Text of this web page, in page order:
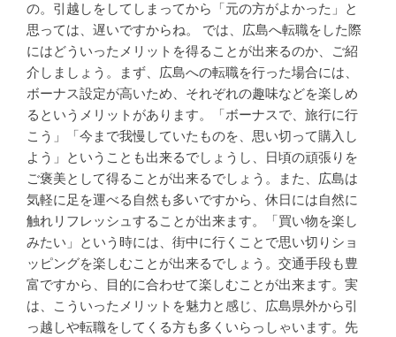
の。引越しをしてしまってから「元の方がよかった」と
思っては、遅いですからね。 では、広島へ転職をした際
にはどういったメリットを得ることが出来るのか、ご紹
介しましょう。まず、広島への転職を行った場合には、
ボーナス設定が高いため、それぞれの趣味などを楽しめ
るというメリットがあります。「ボーナスで、旅行に行
こう」「今まで我慢していたものを、思い切って購入し
よう」ということも出来るでしょうし、日頃の頑張りを
ご褒美として得ることが出来るでしょう。また、広島は
気軽に足を運べる自然も多いですから、休日には自然に
触れリフレッシュすることが出来ます。「買い物を楽し
みたい」という時には、街中に行くことで思い切りショ
ッピングを楽しむことが出来るでしょう。交通手段も豊
富ですから、目的に合わせて楽しむことが出来ます。実
は、こういったメリットを魅力と感じ、広島県外から引
っ越しや転職をしてくる方も多くいらっしゃいます。先